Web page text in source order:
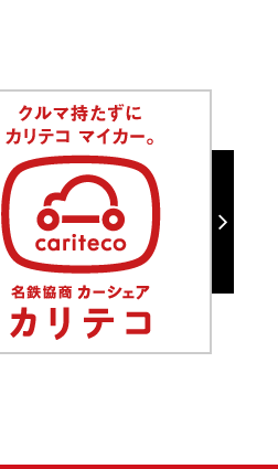
- 24:00 40分 200円
より24時間まで 800円
ミュレーション
前第１
1396m 51台
入出庫時間制限あり